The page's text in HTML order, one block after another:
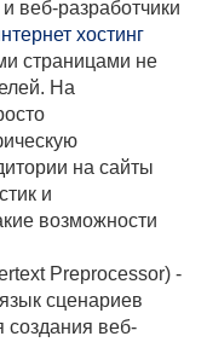
веб-разработчики
хостинг
страницами не
На
на сайты
и
возможности
Preprocessor) -
сценариев
создания веб-